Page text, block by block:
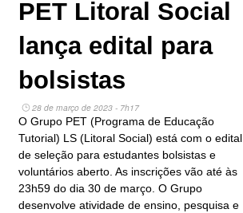
PET Litoral Social
lança edital para
bolsistas
28 de março de 2023 - 7h17
O Grupo PET (Programa de Educação
Tutorial) LS (Litoral Social) está com o edital
de seleção para estudantes bolsistas e
voluntários aberto. As inscrições vão até às
23h59 do dia 30 de março. O Grupo
desenvolve atividade de ensino, pesquisa e